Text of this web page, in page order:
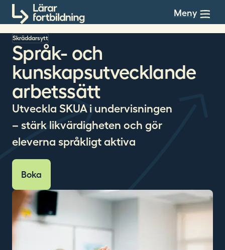
Till innehållet Meny
Skräddarsytt
Språk- och
kunskapsutvecklande
arbetssätt
Utveckla SKUA i undervisningen
– stärk likvärdigheten och gör
eleverna språkligt aktiva
Boka